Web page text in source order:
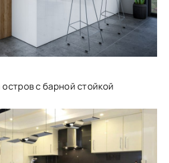
с барной стойкой